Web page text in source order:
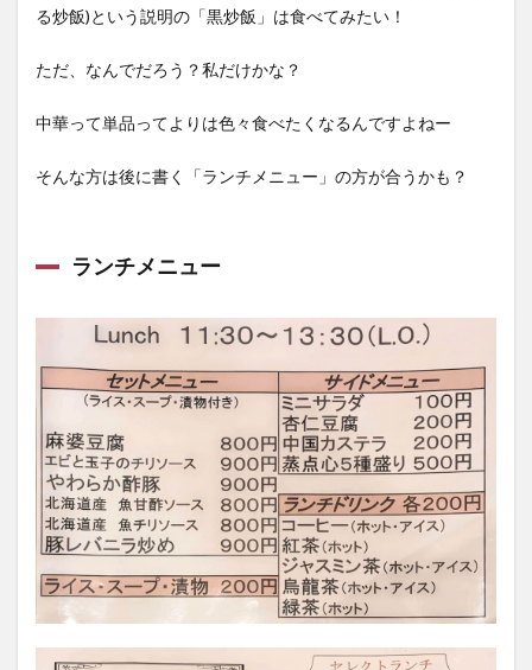
る炒飯)という説明の「黒炒飯」は食べてみたい！
ただ、なんでだろう？私だけかな？
中華って単品ってよりは色々食べたくなるんですよねー
そんな方は後に書く「ランチメニュー」の方が合うかも？
ランチメニュー